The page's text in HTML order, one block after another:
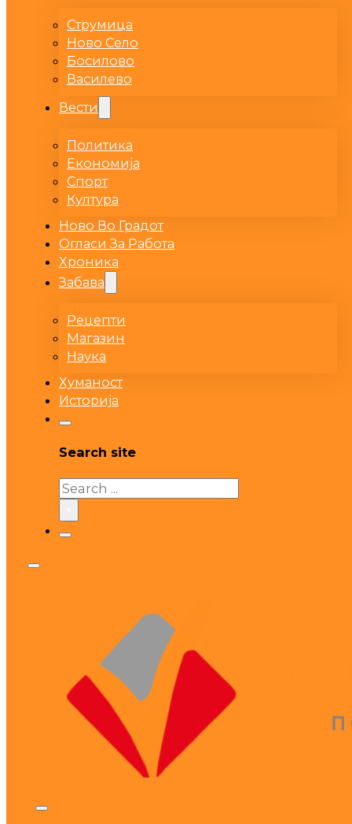
Струмица
Ново Село
Босилово
Василево
Вести
Политика
Економија
Спорт
Култура
Ново Во Градот
Огласи За Работа
Хроника
Забава
Рецепти
Магазин
Наука
Хуманост
Историја
Search site
Search